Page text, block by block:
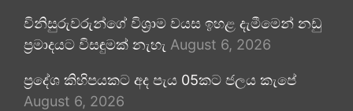
විනිසුරුවරුන්ගේ විශ්‍රාම වයස ඉහළ දැමීමෙන් නඩු
ප්‍රමාදයට විසඳුමක් නැහැ August 6, 2026
ප්‍රදේශ කිහිපයකට අද පැය 05කට ජලය කැපේ
August 6, 2026